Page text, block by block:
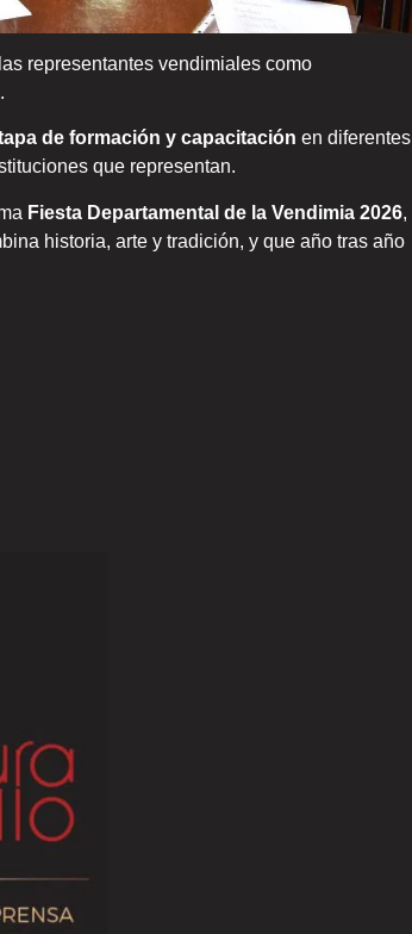
representantes vendimiales como
de formación y capacitación en diferentes
que representan.
Fiesta Departamental de la Vendimia 2026,
historia, arte y tradición, y que año tras año